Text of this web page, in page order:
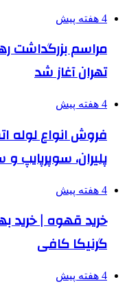
4 هفته پیش
مراسم بزرگداشت
تهران آغاز شد
4 هفته پیش
پلیران، سوپرپایپ و
4 هفته پیش
خرید قهوه | خرید
گرنیکا کافی
4 هفته پیش